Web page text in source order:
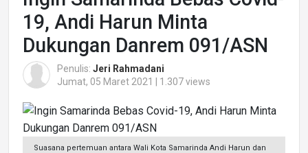
19, Andi Harun Minta
Dukungan Danrem 091/ASN
Penulis: Jeri Rahmadani
Jumat, 05 Maret 2021 | 1.307 views
Suasana pertemuan antara Wali Kota Samarinda Andi Harun dan